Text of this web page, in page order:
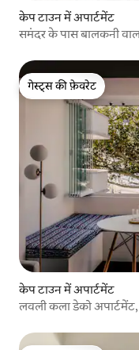
केप टाउन में अपार्टमेंट
समंदर के पास बालकनी
गेस्ट्स की फ़ेवरेट
गेस्ट्स की फ़ेवरेट
केप टाउन में अपार्टमेंट
लवली कला डेको अपार्टमेंट,